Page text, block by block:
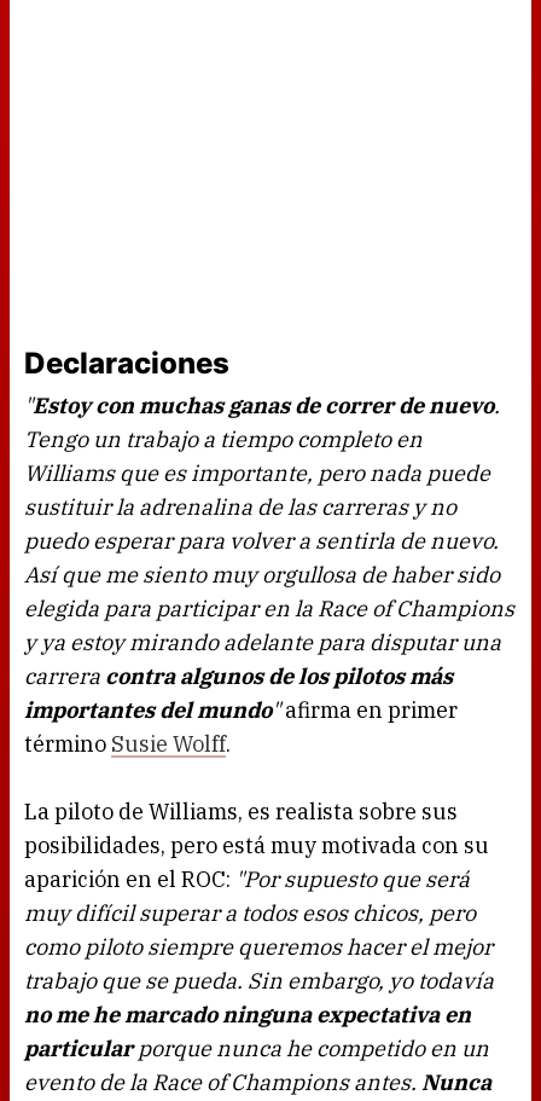
Declaraciones
"Estoy con muchas ganas de correr de nuevo.
Tengo un trabajo a tiempo completo en
Williams que es importante, pero nada puede
sustituir la adrenalina de las carreras y no
puedo esperar para volver a sentirla de nuevo.
Así que me siento muy orgullosa de haber sido
elegida para participar en la Race of Champions
y ya estoy mirando adelante para disputar una
carrera contra algunos de los pilotos más
importantes del mundo"afirma en primer
término Susie Wolff.
La piloto de Williams, es realista sobre sus
posibilidades, pero está muy motivada con su
aparición en el ROC: "Por supuesto que será
muy difícil superar a todos esos chicos, pero
como piloto siempre queremos hacer el mejor
trabajo que se pueda. Sin embargo, yo todavía
no me he marcado ninguna expectativa en
particularporque nunca he competido en un
evento de la Race of Champions antes. Nunca